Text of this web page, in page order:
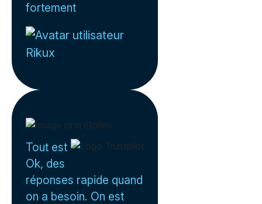
fortement
Rikux
Tout est
Ok, des
réponses rapide quand
on a besoin. On est